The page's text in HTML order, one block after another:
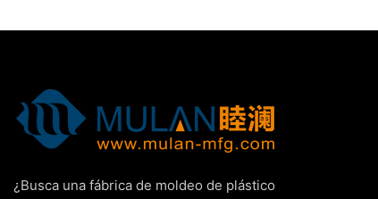
¿Busca una fábrica de moldeo de plástico